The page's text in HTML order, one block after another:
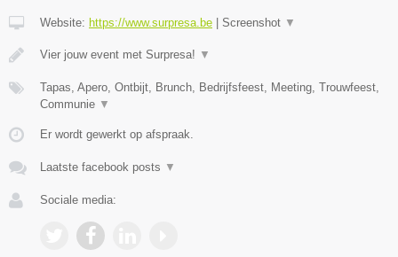
Website: https://www.surpresa.be Screenshot ▼
Vier jouw event met Surpresa! ▼
Tapas, Apero, Ontbijt, Brunch, Bedrijfsfeest, Meeting, Trouwfeest,
Communie ▼
Er wordt gewerkt op afspraak.
Laatste facebook posts ▼
Sociale media: